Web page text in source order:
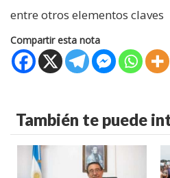
entre otros elementos claves
Compartir esta nota
También te puede